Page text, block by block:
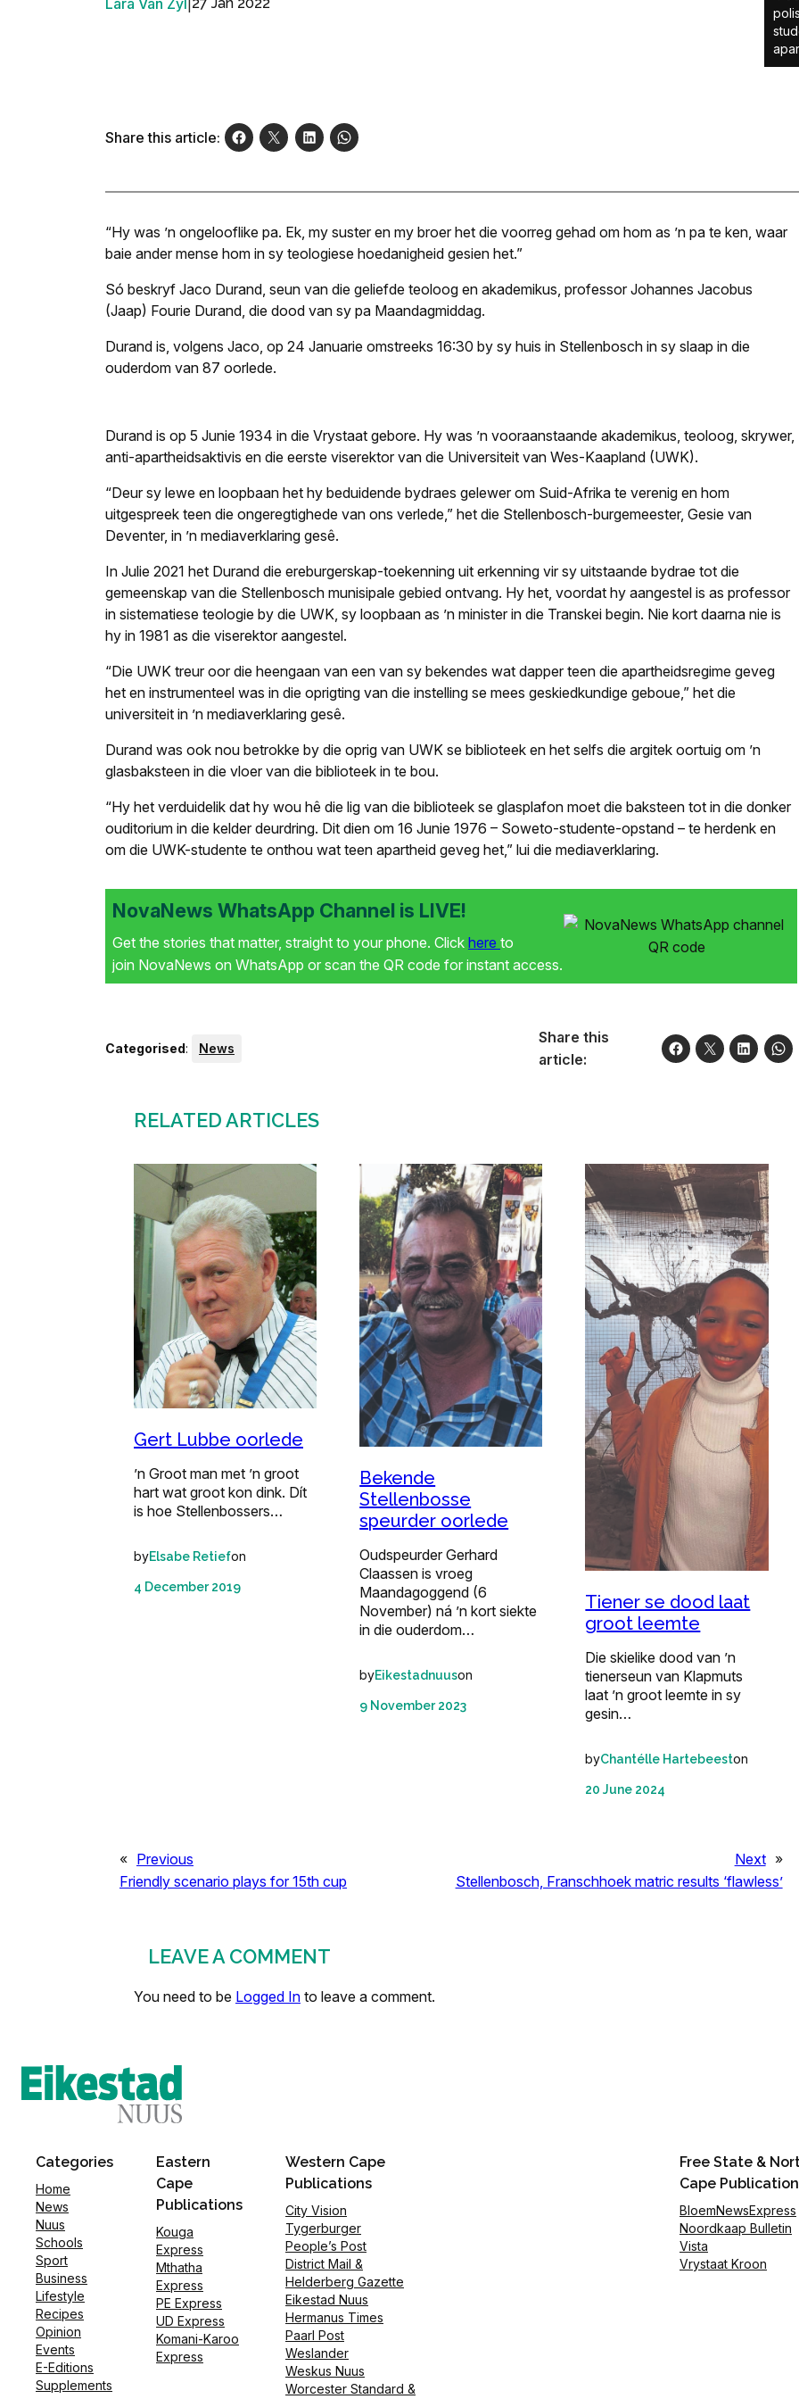
Lara Van Zyl
Share this article:
“Hy was ’n ongelooflike pa. Ek, my suster en my broer het die voorreg gehad om hom as ’n pa te ken, waar
baie ander mense hom in sy teologiese hoedanigheid gesien het.”
Só beskryf Jaco Durand, seun van die geliefde teoloog en akademikus, professor Johannes Jacobus
(Jaap) Fourie Durand, die dood van sy pa Maandagmiddag.
Durand is, volgens Jaco, op 24 Januarie omstreeks 16:30 by sy huis in Stellenbosch in sy slaap in die
ouderdom van 87 oorlede.
Durand is op 5 Junie 1934 in die Vrystaat gebore. Hy was ’n vooraanstaande akademikus, teoloog, skrywer,
anti-apart­heidsaktivis en die eerste viserektor van die Universiteit van Wes-Kaapland (UWK).
“Deur sy lewe en loopbaan het hy beduidende bydraes gelewer om Suid-Afrika te verenig en hom
uitgespreek teen die ongeregtighede van ons verlede,” het die Stellenbosch-burgemeester, Gesie van
Deventer, in ’n mediaverklaring gesê.
In Julie 2021 het Durand die ereburgerskap-toekenning uit erkenning vir sy uitstaande bydrae tot die
gemeenskap van die Stellenbosch munisipale gebied ontvang. Hy het, voordat hy aangestel is as professor
in sistematiese teologie by die UWK, sy loopbaan as ’n minister in die Transkei begin. Nie kort daarna nie is
hy in 1981 as die viserektor aangestel.
“Die UWK treur oor die heengaan van een van sy bekendes wat dapper teen die apartheidsregime geveg
het en instrumenteel was in die oprigting van die instelling se mees geskiedkundige geboue,” het die
universiteit in ’n mediaverklaring gesê.
Durand was ook nou betrokke by die oprig van UWK se biblioteek en het selfs die argitek oortuig om ’n
glasbaksteen in die vloer van die biblioteek in te bou.
“Hy het verduidelik dat hy wou hê die lig van die biblioteek se glasplafon moet die baksteen tot in die donker
ouditorium in die kelder deurdring. Dit dien om 16 Junie 1976 – Soweto-studente-opstand – te herdenk en
om die UWK-studente te onthou wat teen apartheid geveg het,” lui die mediaverklaring.
NovaNews WhatsApp Channel is LIVE!
Get the stories that matter, straight to your phone. Click here to
join NovaNews on WhatsApp or scan the QR code for instant access.
Categorised: News
Share this
article:
RELATED ARTICLES
Gert Lubbe oorlede
’n Groot man met ’n groot
hart wat groot kon dink. Dít
is hoe Stellenbossers…
byElsabe Retiefon
4 December 2019
Bekende
Stellenbosse
speurder oorlede
Oudspeurder Gerhard
Claassen is vroeg
Maandagoggend (6
November) ná ’n kort siekte
in die ouderdom…
byEikestadnuuson
9 November 2023
Tiener se dood laat
groot leemte
Die skielike dood van ’n
tienerseun van Klapmuts
laat ’n groot leemte in sy
gesin…
byChantélle Hartebeeston
20 June 2024
« Previous
Friendly scenario plays for 15th cup
Next »
Stellenbosch, Franschhoek matric results ‘flawless’
LEAVE A COMMENT
You need to be Logged In to leave a comment.
Categories
Home
News
Nuus
Schools
Sport
Business
Lifestyle
Recipes
Opinion
Events
E-Editions
Supplements
Eastern
Cape
Publications
Kouga
Express
Mthatha
Express
PE Express
UD Express
Komani-Karoo
Express
Western Cape
Publications
City Vision
Tygerburger
People’s Post
District Mail &
Helderberg Gazette
Eikestad Nuus
Hermanus Times
Paarl Post
Weslander
Weskus Nuus
Worcester Standard &
Free State &
Cape
BloemNewsExpress
Noordkaap Bulletin
Vista
Vrystaat Kroon